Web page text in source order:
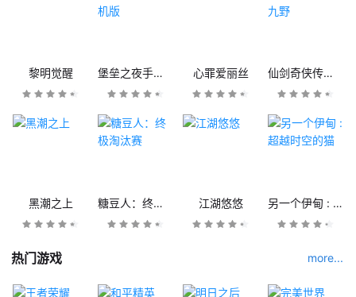
黎明觉醒 堡垒之夜手机版 心罪爱丽丝 仙剑奇侠传九野
黑潮之上 糖豆人：终极淘汰赛 江湖悠悠 另一个伊甸 : 超越时空的猫
热门游戏 more...